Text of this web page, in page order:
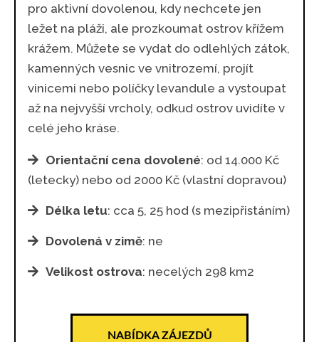
pro aktivní dovolenou, kdy nechcete jen
ležet na pláži, ale prozkoumat ostrov křížem
krážem. Můžete se vydat do odlehlých zátok,
kamenných vesnic ve vnitrozemí, projít
vinicemi nebo políčky levandule a vystoupat
až na nejvyšší vrcholy, odkud ostrov uvidíte v
celé jeho kráse.
Orientační cena dovolené: od 14.000 Kč
(letecky) nebo od 2000 Kč (vlastní dopravou)
Délka letu: cca 5, 25 hod (s mezipřistáním)
Dovolená v zimě: ne
Velikost ostrova: necelých 298 km2
NABÍDKA ZÁJEZDŮ